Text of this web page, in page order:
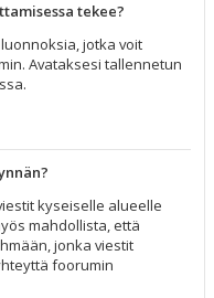
tekee?
jotka voit
Avataksesi tallennetun
kyseiselle alueelle
mahdollista, että
jonka viestit
foorumin